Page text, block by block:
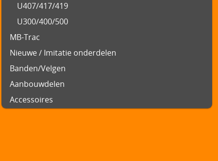
U407/417/419
U300/400/500
MB-Trac
Nieuwe / Imitatie onderdelen
Banden/Velgen
Aanbouwdelen
Accessoires